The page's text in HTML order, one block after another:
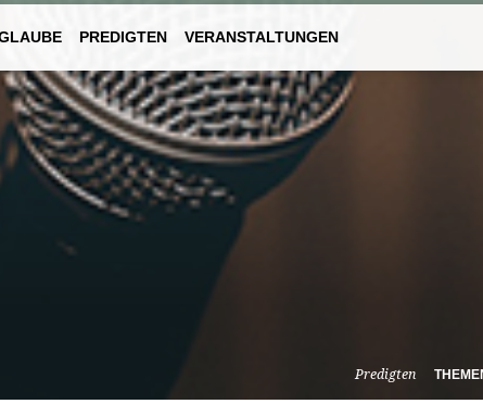
PREDIGTEN VERANSTALTUNGEN
Predigten